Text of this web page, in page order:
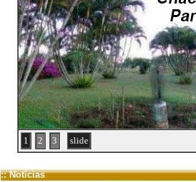
1 2 3 slide
:: Notícias